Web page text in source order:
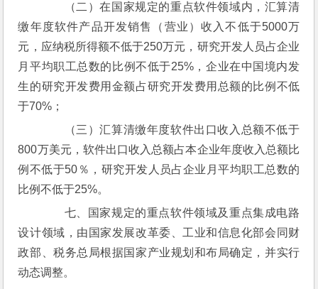
（二）在国家规定的重点软件领域内，汇算清
缴年度软件产品开发销售（营业）收入不低于5000万
元，应纳税所得额不低于250万元，研究开发人员占企业
月平均职工总数的比例不低于25%，企业在中国境内发
生的研究开发费用金额占研究开发费用总额的比例不低
于70%；
（三）汇算清缴年度软件出口收入总额不低于
800万美元，软件出口收入总额占本企业年度收入总额比
例不低于50％，研究开发人员占企业月平均职工总数的
比例不低于25%。
七、国家规定的重点软件领域及重点集成电路
设计领域，由国家发展改革委、工业和信息化部会同财
政部、税务总局根据国家产业规划和布局确定，并实行
动态调整。